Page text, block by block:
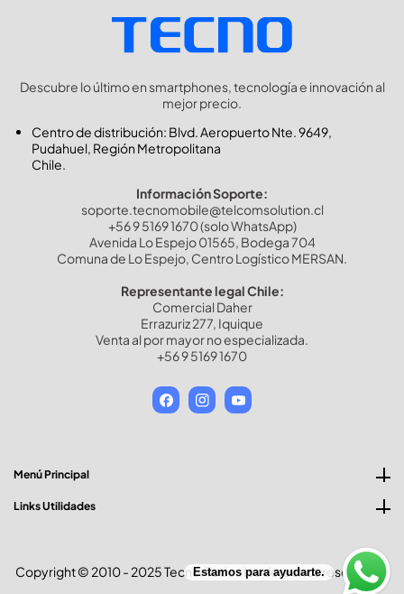
Descubre lo último en smartphones, tecnología e innovación al
mejor precio.
Centro de distribución: Blvd. Aeropuerto Nte. 9649,
Pudahuel, Región Metropolitana
Chile.
Información Soporte:
soporte.tecnomobile@telcomsolution.cl
+56 9 5169 1670 (solo WhatsApp)
Avenida Lo Espejo 01565, Bodega 704
Comuna de Lo Espejo, Centro Logístico MERSAN.
Representante legal Chile:
Comercial Daher
Errazuriz 277, Iquique
Venta al por mayor no especializada.
+56 9 5169 1670
FacebookInstagramYouTube
Menú Principal
Links Utilidades
Copyright © 2010 - 2025 Tecno. Todos los derechos reservados
Estamos para ayudarte.